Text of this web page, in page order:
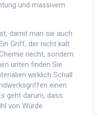
und massivem
damit man sie auch
Griff, der nicht kalt
riecht, sondern
unten finden Sie
wirklich Schall
einen
geht darum, dass
von Würde.